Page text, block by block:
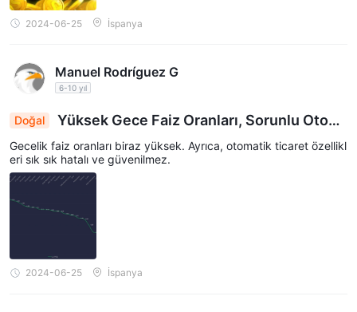
2024-06-25 İspanya
Manuel Rodríguez G
6-10 yıl
Doğal
Yüksek Gece Faiz Oranları, Sorunlu Otom
atik İşlem Sistemleri Endişe Yaratıyor
Gecelik faiz oranları biraz yüksek. Ayrıca, otomatik ticaret özellikl
eri sık sık hatalı ve güvenilmez.
2024-06-25 İspanya